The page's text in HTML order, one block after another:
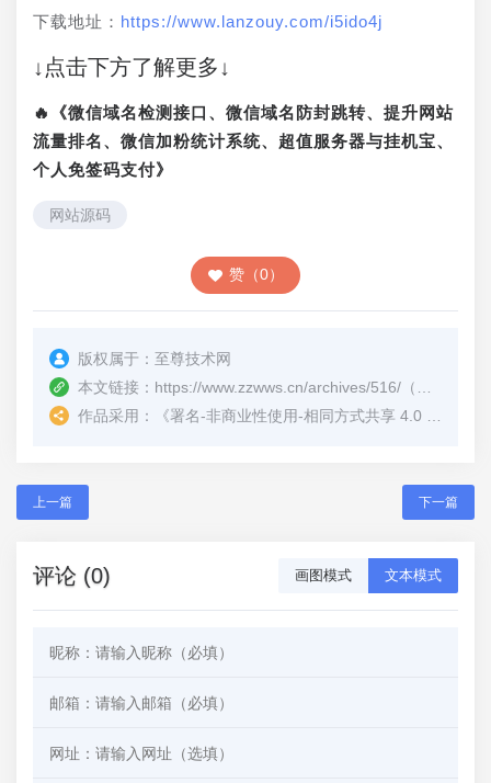
下载地址： https://www.lanzouy.com/i5ido4j
↓点击下方了解更多↓
🔥《微信域名检测接口、微信域名防封跳转、提升网站
流量排名、微信加粉统计系统、超值服务器与挂机宝、
个人免签码支付》
网站源码
赞（0）
版权属于： 至尊技术网
本文链接： https://www.zzwws.cn/archives/516/ （转载时请注明本文出处及文章链接）
作品采用：
《署名-非商业性使用-相同方式共享 4.0 国际 (CC BY-NC-SA 4.0)
上一篇 下一篇
评论 (0) 画图模式 文本模式